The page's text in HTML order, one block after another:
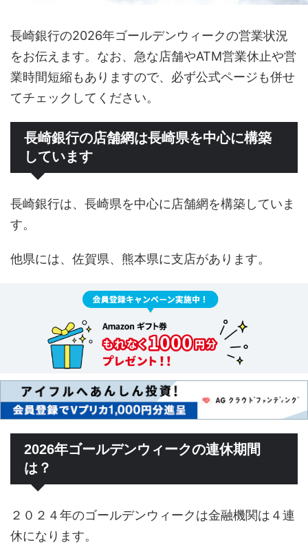
長崎銀行の2026年ゴールデンウィークの営業状況
をお伝えます。なお、急な店舗やATM営業休止や営
業時間短縮もありますので、必ず公式ページも併せ
てチェックしてください。
長崎銀行の店舗網は長崎県を中心に構築
しています
長崎銀行は、長崎県を中心に店舗網を構築していま
す。
他県には、佐賀県、熊本県に支店があります。
2026年ゴールデンウィークの連休期間
は？
２０２４年のゴールデンウィークは金融機関は４連
休になります。